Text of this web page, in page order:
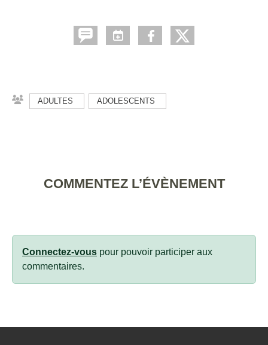
ADULTES ADOLESCENTS
COMMENTEZ L’ÉVÈNEMENT
Connectez-vous pour pouvoir participer aux
commentaires.